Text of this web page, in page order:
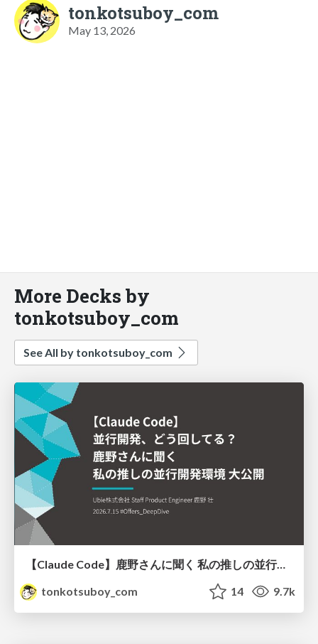
tonkotsuboy_com
May 13, 2026
More Decks by
tonkotsuboy_com
See All by tonkotsuboy_com
【Claude Code】鹿野さんに聞く 私の推しの並行開発環境 大公開 / claude-code-parallel-2026-07-15
tonkotsuboy_com
14 9.7k